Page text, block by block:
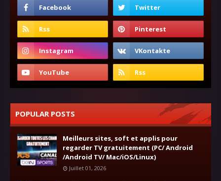
POPULAR POSTS
Meilleurs sites, soft et applis pour
regarder TV gratuitement (PC/ Android
/Android TV/ Mac/iOS/Linux)
Juillet 01, 2026